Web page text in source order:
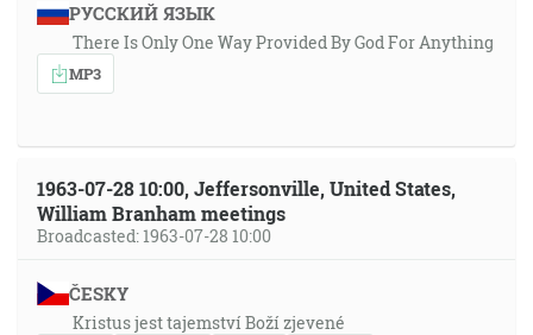
РУССКИЙ ЯЗЫК
There Is Only One Way Provided By God For Anything
MP3
1963-07-28 10:00, Jeffersonville, United States,
William Branham meetings
Broadcasted: 1963-07-28 10:00
ČESKY
Kristus jest tajemství Boží zjevené